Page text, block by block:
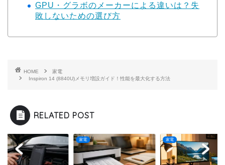
GPU・グラボのメーカーによる違いは？失
敗しないための選び方
HOME
家電
Inspiron 14 (8840U)メモリ増設ガイド！性能を最大化する方法
RELATED POST
家電 家電